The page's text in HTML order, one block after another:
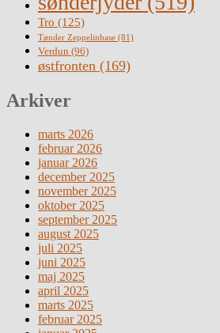
Tro (125)
Tønder Zeppelinbase (81)
Verdun (96)
østfronten (169)
Arkiver
marts 2026
februar 2026
januar 2026
december 2025
november 2025
oktober 2025
september 2025
august 2025
juli 2025
juni 2025
maj 2025
april 2025
marts 2025
februar 2025